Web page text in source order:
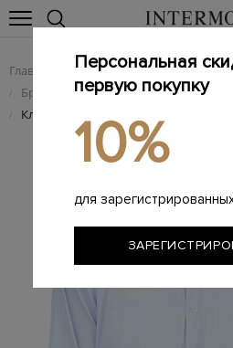
Главная Мужчинам / Одежда
/ Брендовые мужские рубашки
/ Классическая рубашка из
Персональная
первую покупку
10%
для